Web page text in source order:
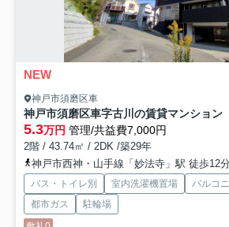
NEW
神戸市須磨区車
神戸市須磨区車字古川の賃貸マンション
5.3万円 管理/共益費7,000円
2階 / 43.74㎡ / 2DK /築29年
神戸市西神・山手線「妙法寺」駅 徒歩12
バス・トイレ別 室内洗濯機置場 バルコ
都市ガス
駐輪場